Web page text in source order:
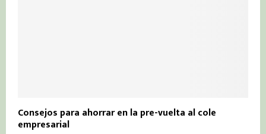
Consejos para ahorrar en la pre-vuelta al cole
empresarial